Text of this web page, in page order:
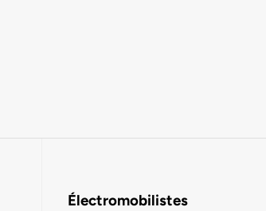
Électromobilistes